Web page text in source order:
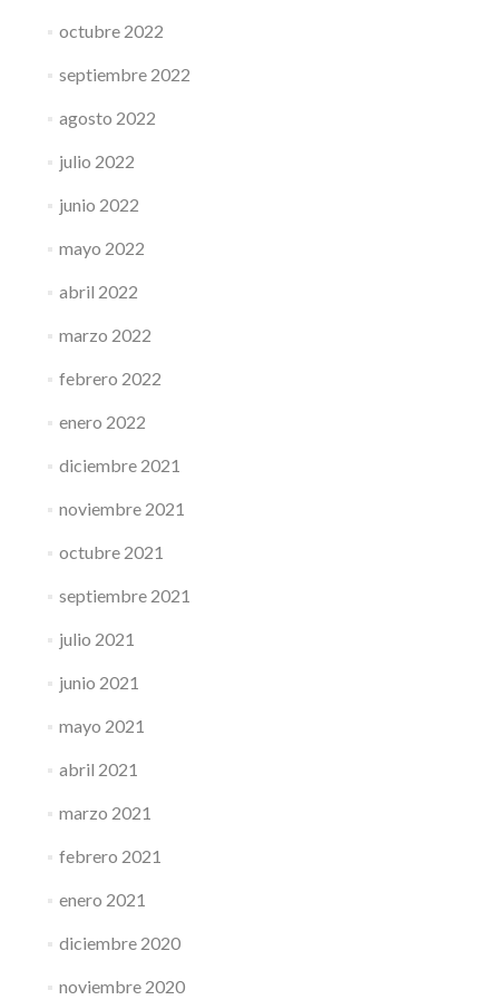
octubre 2022
septiembre 2022
agosto 2022
julio 2022
junio 2022
mayo 2022
abril 2022
marzo 2022
febrero 2022
enero 2022
diciembre 2021
noviembre 2021
octubre 2021
septiembre 2021
julio 2021
junio 2021
mayo 2021
abril 2021
marzo 2021
febrero 2021
enero 2021
diciembre 2020
noviembre 2020